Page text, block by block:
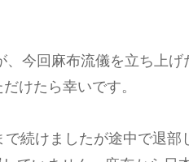
今回麻布流儀を立ち上げ
けたら幸いです。
続けましたが途中で退部